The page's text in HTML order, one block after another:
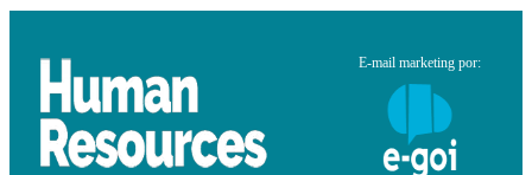
E-mail marketing por: